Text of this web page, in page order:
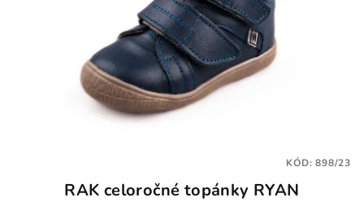
RAK celoročné topánky RYAN
KÓD:898/23